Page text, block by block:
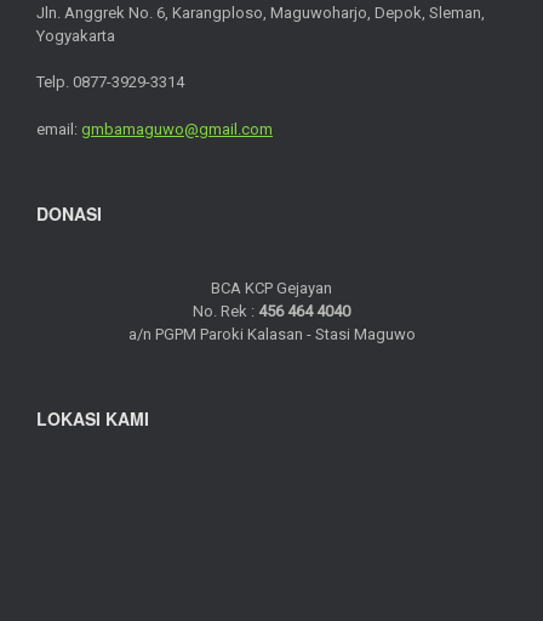
Jln. Anggrek No. 6, Karangploso, Maguwoharjo, Depok, Sleman,
Yogyakarta
Telp. 0877-3929-3314
email: gmbamaguwo@gmail.com
DONASI
BCA KCP Gejayan
No. Rek : 456 464 4040
a/n PGPM Paroki Kalasan - Stasi Maguwo
LOKASI KAMI